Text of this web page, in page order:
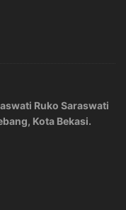
Ruko Saraswati
Kota Bekasi.